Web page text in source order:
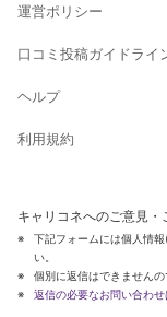
運営ポリシー
口コミ投稿ガイドライ
ヘルプ
利用規約
キャリコネへのご意見・
下記フォームには個人情
い。
個別に返信はできませんの
返信の必要なお問い合わせ